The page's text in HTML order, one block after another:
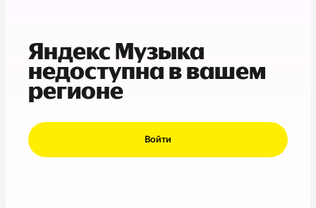
Яндекс Музыка
недоступна в вашем
регионе
Войти